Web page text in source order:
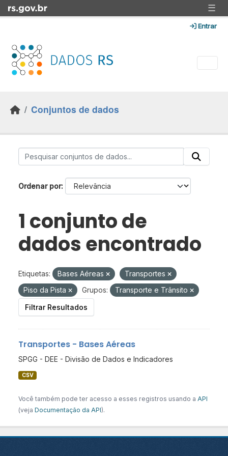
Skip to main content ☰
Entrar
Conjuntos de dados
Ordenar por
1 conjunto de
dados encontrado
Etiquetas: Bases Aéreas
Transportes
Piso da Pista
Grupos:
Transporte e Trânsito
Filtrar Resultados
Transportes - Bases Aéreas
SPGG - DEE - Divisão de Dados e Indicadores
CSV
Você também pode ter acesso a esses registros usando a API
(veja Documentação da API).